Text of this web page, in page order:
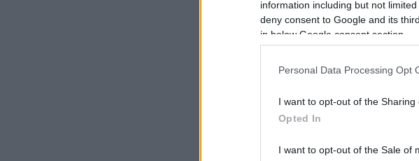
information including but not
deny consent to Google and its
in below Google consent section.
Personal Data Processing Opt
I want to opt-out of the Sharing
Opted In
I want to opt-out of the Sale of